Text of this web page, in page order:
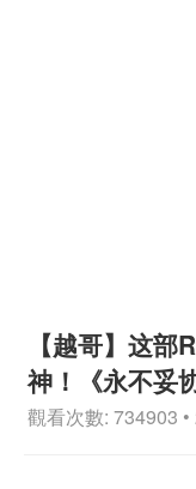
【越哥】这
神！《永不妥
觀看次數: 734903